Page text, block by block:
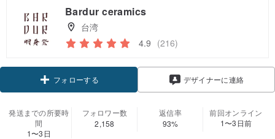
Bardur ceramics
台湾
4.9 (216)
フォローする デザイナーに連絡
発送までの所要時
間
1〜3日
フォロワー数
2,158
返信率
93%
前回オンライン
1〜3日前